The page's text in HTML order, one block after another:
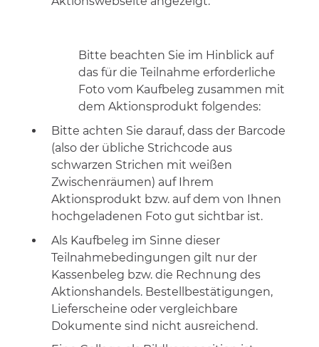
Bitte beachten Sie im Hinblick auf
das für die Teilnahme erforderliche
Foto vom Kaufbeleg zusammen mit
dem Aktionsprodukt folgendes:
Bitte achten Sie darauf, dass der Barcode
(also der übliche Strichcode aus
schwarzen Strichen mit weißen
Zwischenräumen) auf Ihrem
Aktionsprodukt bzw. auf dem von Ihnen
hochgeladenen Foto gut sichtbar ist.
Als Kaufbeleg im Sinne dieser
Teilnahmebedingungen gilt nur der
Kassenbeleg bzw. die Rechnung des
Aktionshandels. Bestellbestätigungen,
Lieferscheine oder vergleichbare
Dokumente sind nicht ausreichend.